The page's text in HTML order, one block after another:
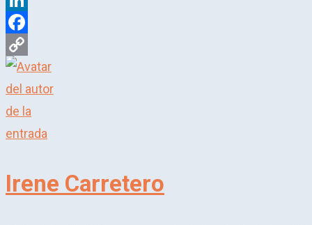
LinkedIn
Facebook
Copy
Link
Irene Carretero